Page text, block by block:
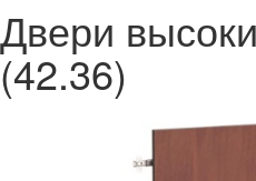
Двери
(42.36)